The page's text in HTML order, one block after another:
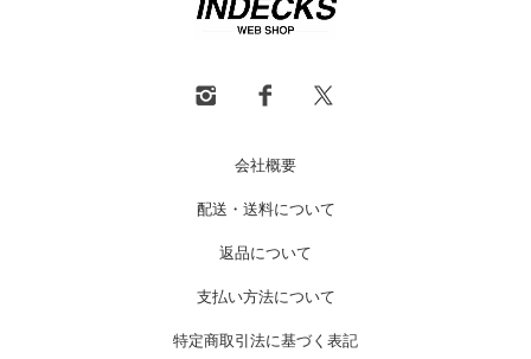
会社概要
配送・送料について
返品について
支払い方法について
特定商取引法に基づく表記